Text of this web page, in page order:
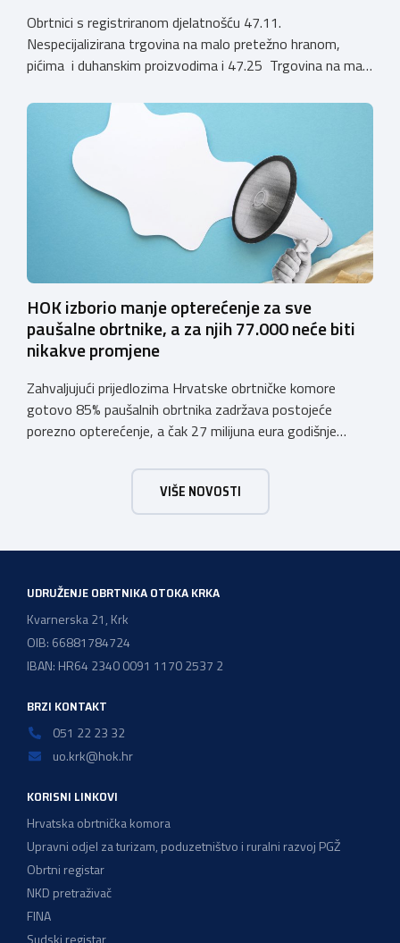
Obrtnici s registriranom djelatnošću 47.11.
Nespecijalizirana trgovina na malo pretežno hranom,
pićima i duhanskim proizvodima i 47.25 Trgovina na malo
koja sadrže alkohol i energetska pića dužni su uskladiti
svoje poslovne procese i osigurati tehničko rješenje za
vjerodostojnu provjeru punoljetnosti kupca putem
sustava e-Građani ili putem mobilne […]
HOK izborio manje opterećenje za sve
paušalne obrtnike, a za njih 77.000 neće biti
nikakve promjene
Zahvaljujući prijedlozima Hrvatske obrtničke komore
gotovo 85% paušalnih obrtnika zadržava postojeće
porezno opterećenje, a čak 27 milijuna eura godišnje
komora pozdravlja odluku Vlade Republike Hrvatske da u
konačnom prijedlogu poreznih izmjena prihvati ključne
prijedloge HOK-a iznesene tijekom intenzivnog dijaloga s
VIŠE NOVOSTI
UDRUŽENJE OBRTNIKA OTOKA KRKA
Kvarnerska 21, Krk
OIB: 66881784724
IBAN: HR64 2340 0091 1170 2537 2
BRZI KONTAKT
051 22 23 32
uo.krk@hok.hr
KORISNI LINKOVI
Hrvatska obrtnička komora
Upravni odjel za turizam, poduzetništvo i ruralni razvoj PGŽ
Obrtni registar
NKD pretraživač
FINA
Sudski registar